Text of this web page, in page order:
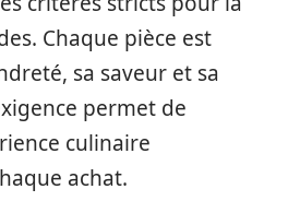
Chaque pièce est
sa saveur et sa
permet de
culinaire
achat.